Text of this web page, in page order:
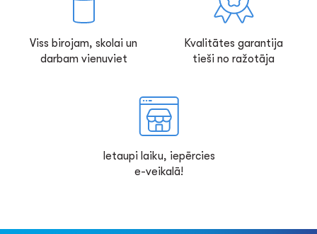
Viss birojam, skolai un
darbam vienuviet
Kvalitātes garantija
tieši no ražotāja
Ietaupi laiku, iepērcies
e-veikalā!